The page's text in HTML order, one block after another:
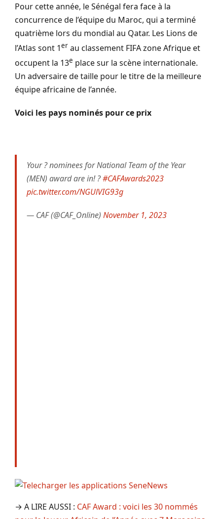
Pour cette année, le Sénégal fera face à la
concurrence de l’équipe du Maroc, qui a terminé
quatrième lors du mondial au Qatar. Les Lions de
l’Atlas sont 1er au classement FIFA zone Afrique et
occupent la 13e place sur la scène internationale.
Un adversaire de taille pour le titre de la meilleure
équipe africaine de l’année.
Voici les pays nominés pour ce prix
Your ? nominees for National Team of the Year
(MEN) award are in! ?#CAFAwards2023
pic.twitter.com/NGUlVIG93g
— CAF (@CAF_Online) November 1, 2023
→ A LIRE AUSSI : CAF Award : voici les 30 nommés